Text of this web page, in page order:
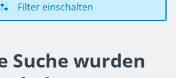
Filter einschalten
Suche wurden